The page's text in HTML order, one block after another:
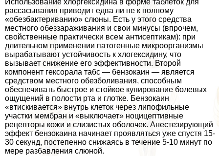
Использование хлоргексидина в форме таблеток для
рассасывания приводит едва ли не к полному
«обезбактериванию» слюны. Есть у этого средства
местного обеззараживания и свои минусы (впрочем,
свойственные пpaктически всем антисептикам): при
длительном применении патогенные микроорганизмы
выpaбатывают устойчивость к хлогексидину, что
вызывает снижение его эффективности. Второй
компонент гексорала табс — бензокаин — является
средством местного обезболивания, способным
обеспечивать быстрое и стойкое купирование болевых
ощущений в полости рта и глотке. Бензокаин
«втискивается» внутрь клеток через липофильные
участки мембран и «выключает» ноцицептивные
рецепторы кожи и слизистых оболочек. Анестезирующий
эффект бензокаина начинает проявляться уже спустя 15-
30 секунд, постепенно снижаясь в течение 5-10 минут по
мере разбавления слюной.